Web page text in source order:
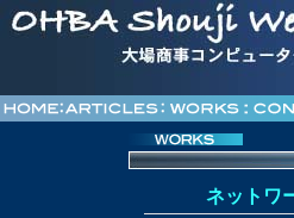
ネットワ